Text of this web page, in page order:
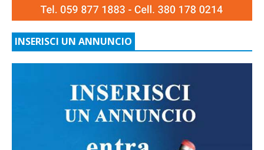
INSERISCI UN ANNUNCIO